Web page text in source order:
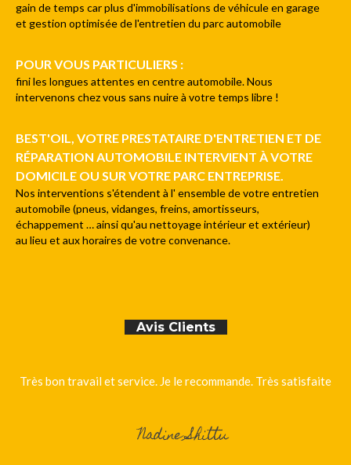
gain de temps car plus d'immobilisations de véhicule en garage
et gestion optimisée de l'entretien du parc automobile
POUR VOUS PARTICULIERS :
fini les longues attentes en centre automobile. Nous
intervenons chez vous sans nuire à votre temps libre !
BEST'OIL, VOTRE PRESTATAIRE D'ENTRETIEN ET DE
RÉPARATION AUTOMOBILE INTERVIENT À VOTRE
DOMICILE OU SUR VOTRE PARC ENTREPRISE.
Nos interventions s'étendent à l' ensemble de votre entretien
automobile (pneus, vidanges, freins, amortisseurs,
échappement … ainsi qu'au nettoyage intérieur et extérieur)
au lieu et aux horaires de votre convenance.
Avis Clients
Très bon travail et service. Je le recommande. Très satisfaite
Nadine Shittu